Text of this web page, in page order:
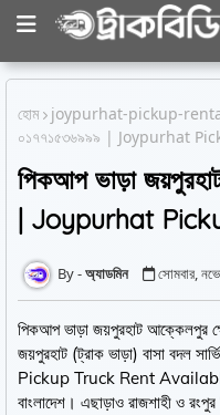
হোম joypurhat-pickup-
০১৭৭১৫৩৬৯৯৯ | Joypurhat
পিকআপ ভাড়া
| Joypurhat
অ্যাডমিন সোমবার,
পিকআপ ভাড়া জয়পুরহাট আক্কেলপুর
জয়পুরহাট (ট্রাক ভাড়া) বাসা বদল
Pickup Truck Rent Available
বাংলাদেশ। এছাড়াও রাজশাহী ও